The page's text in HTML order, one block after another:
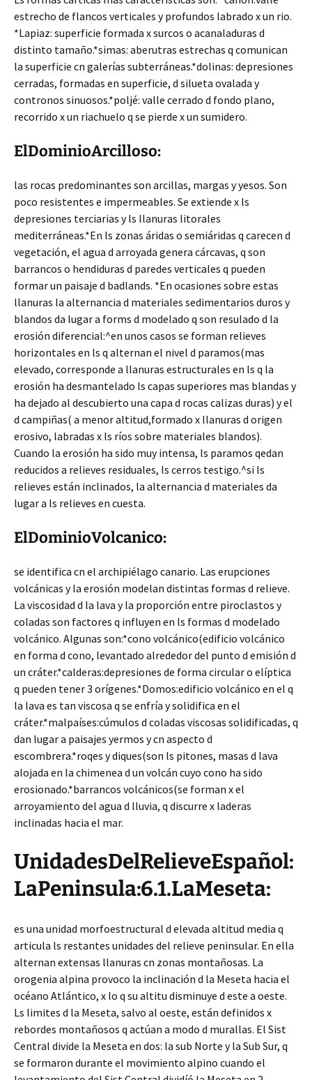
estrecho de flancos verticales y profundos labrado x un rio.
*Lapiaz: superficie formada x surcos o acanaladuras d
distinto tamaño.*simas: aberutras estrechas q comunican
la superficie cn galerías subterráneas.*dolinas: depresiones
cerradas, formadas en superficie, d silueta ovalada y
contronos sinuosos.*poljé: valle cerrado d fondo plano,
recorrido x un riachuelo q se pierde x un sumidero.
ElDominioArcilloso:
las rocas predominantes son arcillas, margas y yesos. Son
poco resistentes e impermeables. Se extiende x ls
depresiones terciarias y ls llanuras litorales
mediterráneas.*En ls zonas áridas o semiáridas q carecen d
vegetación, el agua d arroyada genera cárcavas, q son
barrancos o hendiduras d paredes verticales q pueden
formar un paisaje d badlands. *En ocasiones sobre estas
llanuras la alternancia d materiales sedimentarios duros y
blandos da lugar a forms d modelado q son resulado d la
erosión diferencial:^en unos casos se forman relieves
horizontales en ls q alternan el nivel d paramos(mas
elevado, corresponde a llanuras estructurales en ls q la
erosión ha desmantelado ls capas superiores mas blandas y
ha dejado al descubierto una capa d rocas calizas duras) y el
d campiñas( a menor altitud,formado x llanuras d origen
erosivo, labradas x ls ríos sobre materiales blandos).
Cuando la erosión ha sido muy intensa, ls paramos qedan
reducidos a relieves residuales, ls cerros testigo.^si ls
relieves están inclinados, la alternancia d materiales da
lugar a ls relieves en cuesta.
ElDominioVolcanico:
se identifica cn el archipiélago canario. Las erupciones
volcánicas y la erosión modelan distintas formas d relieve.
La viscosidad d la lava y la proporción entre piroclastos y
coladas son factores q influyen en ls formas d modelado
volcánico. Algunas son:*cono volcánico(edificio volcánico
en forma d cono, levantado alrededor del punto d emisión d
un cráter.*calderas:depresiones de forma circular o elíptica
q pueden tener 3 orígenes.*Domos:edificio volcánico en el q
la lava es tan viscosa q se enfría y solidifica en el
cráter.*malpaíses:cúmulos d coladas viscosas solidificadas, q
dan lugar a paisajes yermos y cn aspecto d
escombrera.*roqes y diques(son ls pitones, masas d lava
alojada en la chimenea d un volcán cuyo cono ha sido
erosionado.*barrancos volcánicos(se forman x el
arroyamiento del agua d lluvia, q discurre x laderas
inclinadas hacia el mar.
UnidadesDelRelieveEspañol:
LaPeninsula:6.1.LaMeseta:
es una unidad morfoestructural d elevada altitud media q
articula ls restantes unidades del relieve peninsular. En ella
alternan extensas llanuras cn zonas montañosas. La
orogenia alpina provoco la inclinación d la Meseta hacia el
océano Atlántico, x lo q su altitu disminuye d este a oeste.
Ls limites d la Meseta, salvo al oeste, están definidos x
rebordes montañosos q actúan a modo d murallas. El Sist
Central divide la Meseta en dos: la sub Norte y la Sub Sur, q
se formaron durante el movimiento alpino cuando el